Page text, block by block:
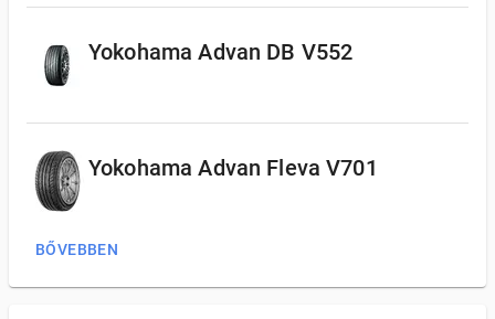
Yokohama Advan DB V552
Yokohama Advan Fleva V701
BŐVEBBEN